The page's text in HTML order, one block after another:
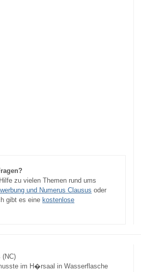
zu vielen Themen rund ums
und Numerus Clausus oder
gibt es einekostenlose
(NC)
im H�rsaal in Wasserflasche